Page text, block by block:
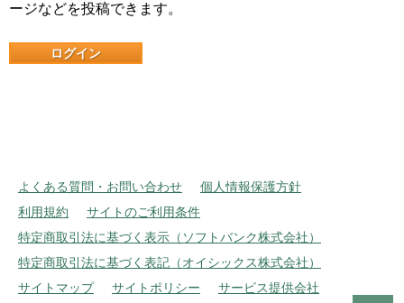
ージなどを投稿できます。
ログイン
よくある質問・お問い合わせ
個人情報保護方針
利用規約
サイトのご利用条件
特定商取引法に基づく表示（ソフトバンク株式会社）
特定商取引法に基づく表記（オイシックス株式会社）
サイトマップ
サイトポリシー サービス提供会社